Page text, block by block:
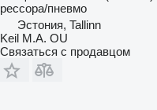
рессора/пневмо
Эстония, Tallinn
Keil M.A. OU
Связаться с продавцом